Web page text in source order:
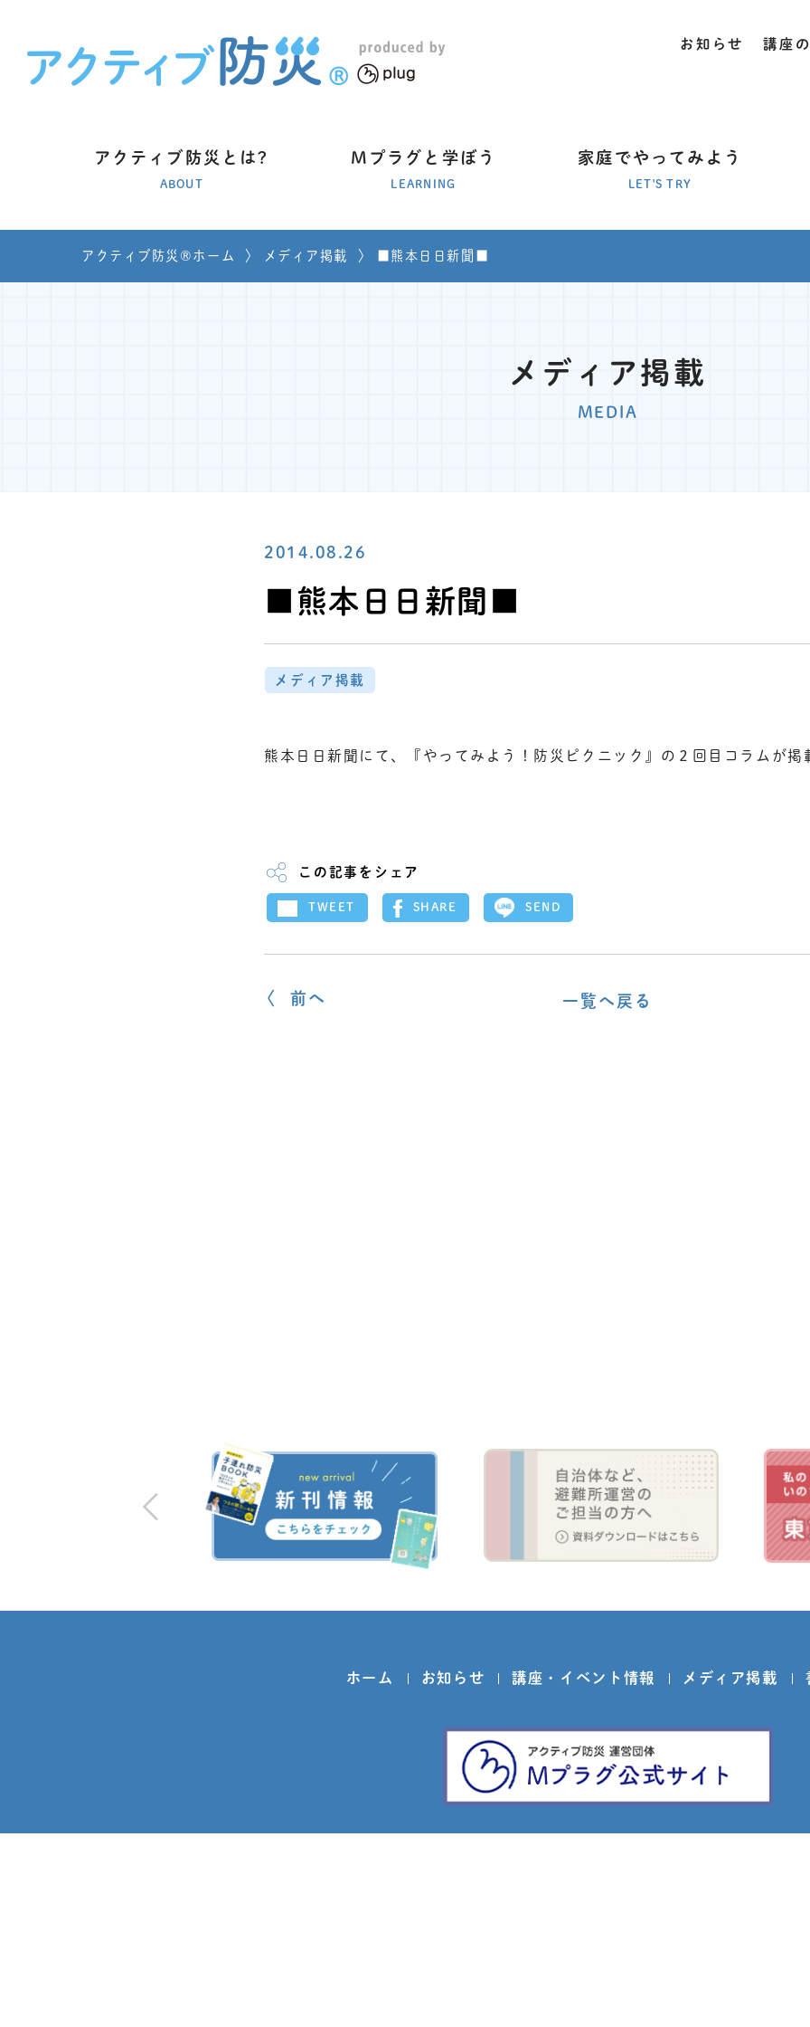
アクティブ防災とは?
ABOUT
Mプラグと学ぼう
LEARNING
家庭でやってみよう
LET'S TRY
お知らせ 講座
アクティブ防災®ホーム 〉 メディア掲載 〉 ■熊本日日新聞■
メディア掲載
MEDIA
2014.08.26
■熊本日日新聞■
メディア掲載
熊本日日新聞にて、『やってみよう！防災ピクニック』の２回目コラムが掲
この記事をシェア
TWEET SHARE SEND
一覧へ戻る
ホーム お知らせ 講座・イベント情報 メディア掲載